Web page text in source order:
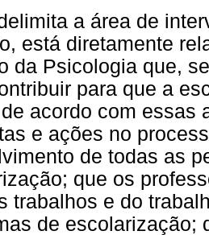
a área de
está diretamente
da Psicologia que,
para que a
acordo com essas
e ações no
de todas as
que os
trabalhos e do
de escolarização;